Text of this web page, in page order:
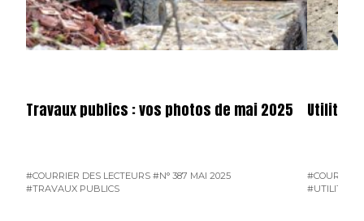
Travaux publics : vos photos de mai 2025
#COURRIER DES LECTEURS #N° 387 MAI 2025
#TRAVAUX PUBLICS
#COURRIER